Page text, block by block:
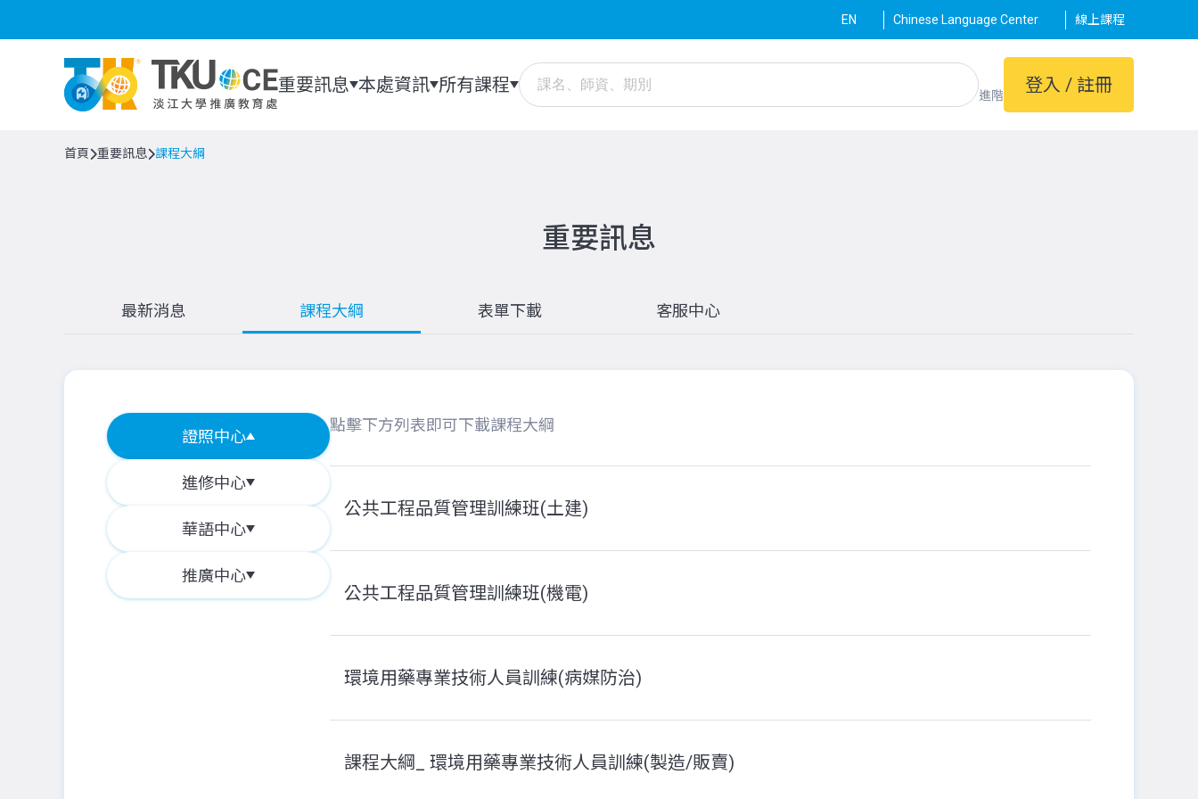
EN Chinese Language Center 線上課程
重要訊息 本處資訊 所有課程 進階 登入 / 註冊
首頁 重要訊息 課程大綱
重要訊息
最新消息 課程大綱 表單下載 客服中心
證照中心
進修中心
華語中心
推廣中心
點擊下方列表即可下載課程大綱
公共工程品質管理訓練班(土建)
公共工程品質管理訓練班(機電)
環境用藥專業技術人員訓練(病媒防治)
課程大綱_ 環境用藥專業技術人員訓練(製造/販賣)